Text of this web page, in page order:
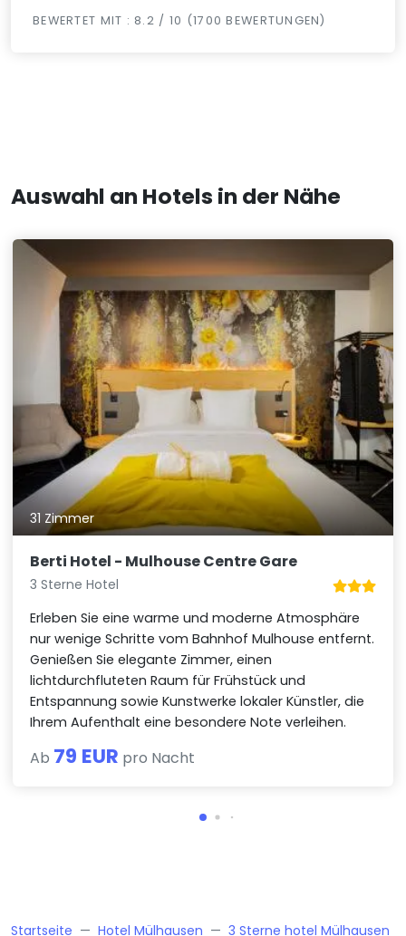
BEWERTET MIT : 8.2 / 10 (1700 BEWERTUNGEN)
Auswahl an Hotels in der Nähe
31 Zimmer
Berti Hotel - Mulhouse Centre Gare
3 Sterne Hotel
Erleben Sie eine warme und moderne Atmosphäre
nur wenige Schritte vom Bahnhof Mulhouse entfernt.
Genießen Sie elegante Zimmer, einen
lichtdurchfluteten Raum für Frühstück und
Entspannung sowie Kunstwerke lokaler Künstler, die
Ihrem Aufenthalt eine besondere Note verleihen.
Ab 79 EUR pro Nacht
Startseite Hotel Mülhausen
3 Sterne hotel Mülhausen